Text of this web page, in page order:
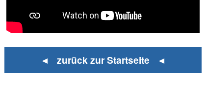
◄ zurück zur Startseite ◄